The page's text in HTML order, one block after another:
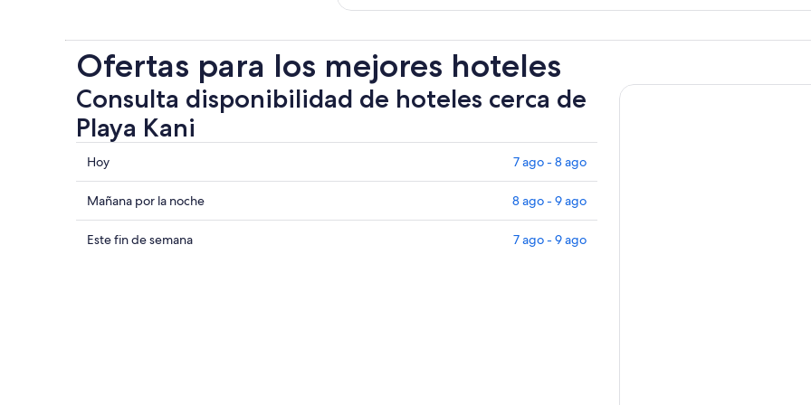
Ofertas para los mejores hoteles
Consulta disponibilidad de hoteles cerca de
Playa Kani
Consultar
los
precios
cerca
de
Hoy 7 ago - 8 ago
Consultar
precios
cerca
Mañana por la noche 8 ago - 9 ago
Consultar
Este fin de semana 7 ago - 9 ago